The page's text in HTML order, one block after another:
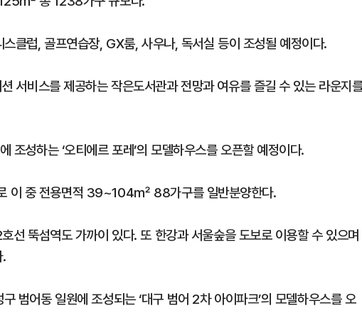
스클럽, 골프연습장, GX룸, 사우나, 독서실 등이 조성될 예정이다.
서비스를 제공하는 작은도서관과 전망과 여유를 즐길 수 있는 라운지
조성하는 ‘오티에르 포레’의 모델하우스를 오픈할 예정이다.
이 중 전용면적 39~104㎡ 88가구를 일반분양한다.
선 뚝섬역도 가까이 있다. 또 한강과 서울숲을 도보로 이용할 수 있으며
.
범어동 일원에 조성되는 ‘대구 범어 2차 아이파크’의 모델하우스를 오